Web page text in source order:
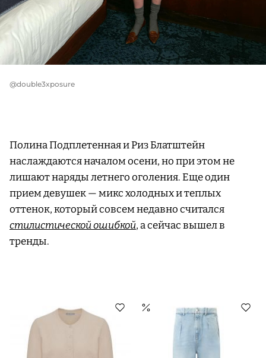
@double3xposure
Полина Подплетенная и Риз Блатштейн
наслаждаются началом осени, но при этом не
лишают наряды летнего оголения. Еще один
прием девушек — микс холодных и теплых
оттенок, который совсем недавно считался
стилистической ошибкой, а сейчас вышел в
тренды.